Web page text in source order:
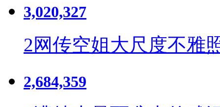
3,020,327
2网传空姐大尺度不雅
2,684,359